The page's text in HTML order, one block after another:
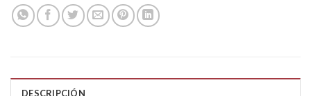
DESCRIPCIÓN